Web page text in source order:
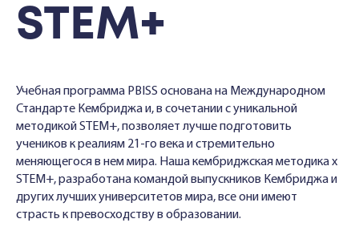
STEM+
Учебная программа PBISS основана на Международном
Стандарте Кембриджа и, в сочетании с уникальной
методикой STEM+, позволяет лучше подготовить
учеников к реалиям 21-го века и стремительно
меняющегося в нем мира. Наша кембриджская методика x
STEM+, разработана командой выпускников Кембриджа и
других лучших университетов мира, все они имеют
страсть к превосходству в образовании.